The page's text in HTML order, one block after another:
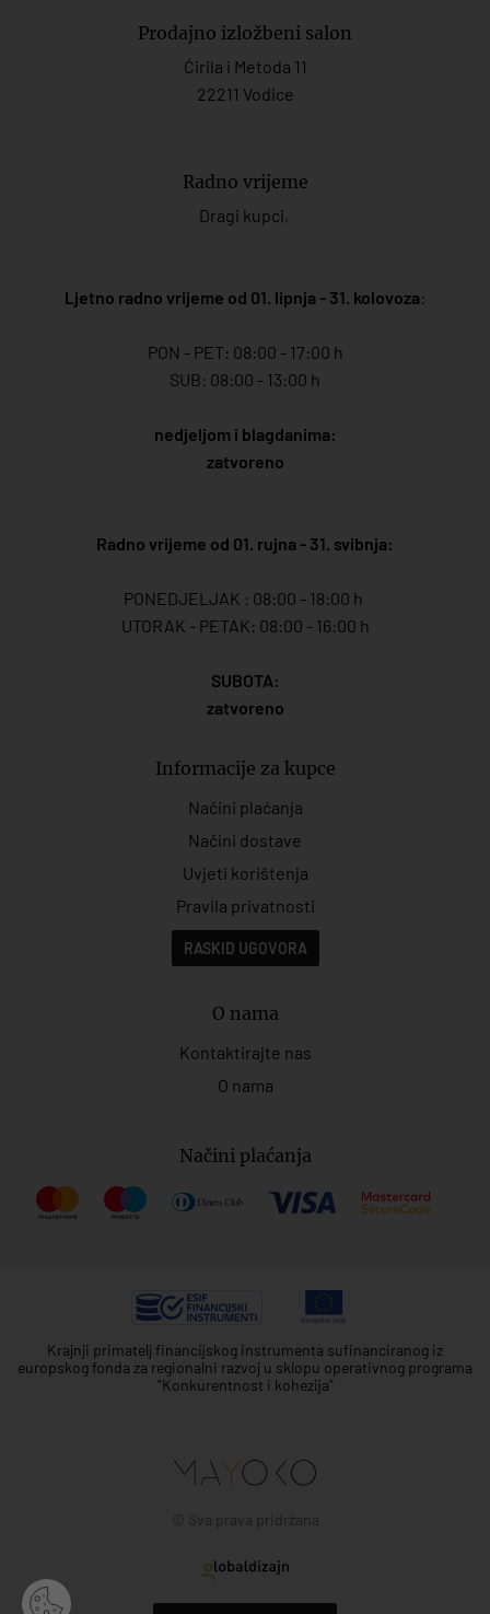
Prodajno izložbeni salon
Ćirila i Metoda 11
22211 Vodice
Radno vrijeme
Dragi kupci,
Ljetno radno vrijeme od 01. lipnja - 31. kolovoza:
PON - PET: 08:00 - 17:00 h
SUB: 08:00 - 13:00 h
nedjeljom i blagdanima:
zatvoreno
Radno vrijeme od 01. rujna - 31. svibnja:
PONEDJELJAK : 08:00 - 18:00 h
UTORAK - PETAK: 08:00 - 16:00 h
SUBOTA:
zatvoreno
Informacije za kupce
Načini plaćanja
Načini dostave
Uvjeti korištenja
Pravila privatnosti
RASKID UGOVORA
O nama
Kontaktirajte nas
O nama
Načini plaćanja
Krajnji primatelj financijskog instrumenta sufinanciranog iz
europskog fonda za regionalni razvoj u sklopu operativnog programa
"Konkurentnost i kohezija"
© Sva prava pridržana